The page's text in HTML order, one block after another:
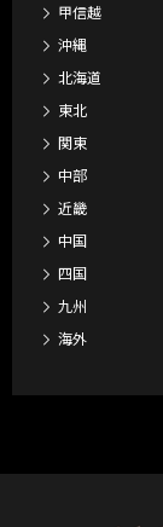
甲信越
沖縄
北海道
東北
関東
中部
近畿
中国
四国
九州
海外